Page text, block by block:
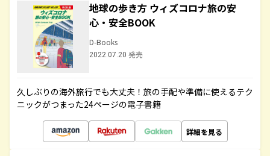
地球の歩き方 ウィズコロナ旅の安
心・安全BOOK
D-Books
2022.07.20 発売
久しぶりの海外旅行でも大丈夫！旅の手配や準備に使えるテク
ニックがつまった24ページの電子書籍
詳細を見る